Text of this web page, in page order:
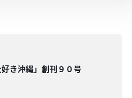
好き沖縄」創刊９０号